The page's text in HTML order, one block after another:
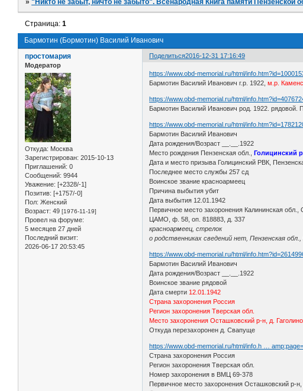
»"Никто не забыт, ничто не забыто". Всенародная Книга памяти Пензенской
Бармотин (Бормотин) Василий Иванович
Страница:1
Поделиться2016-12-31 17:16:49
простомария
Модератор
Откуда: Москва
Зарегистрирован: 2015-10-13
Приглашений: 0
Сообщений: 9944
Уважение: [+2328/-1]
Позитив: [+1757/-0]
Пол: Женский
Возраст: 49 [1976-11-19]
Провел на форуме:
5 месяцев 27 дней
Последний визит:
2026-06-17 20:53:45
https://www.obd-memorial.ru/html/
Бармотин Василий Иванович г.р. 1922,м.р.
https://www.obd-memorial.ru/html/
Бармотин Василий Иванович род. 1922. рядовой.
https://www.obd-memorial.ru/html/
Бармотин Василий Иванович
Дата рождения/Возраст __.__.1922
Место рождения Пензенская обл.,Голицинский
Дата и место призыва Голицинский РВК,
Последнее место службы 257 сд
Воинское звание красноармеец
Причина выбытия убит
Дата выбытия 12.01.1942
Первичное место захоронения Калининская
ЦАМО, ф. 58, оп. 818883, д. 337
красноармеец, стрелок
о родственниках сведений нет, Пензенская
https://www.obd-memorial.ru/html/
Бармотин Василий Иванович
Дата рождения/Возраст __.__.1922
Воинское звание рядовой
Дата смерти 12.01.1942
Страна захоронения Россия
Регион захоронения Тверская обл.
Место захоронения Осташковский р-н, д. Гаголино
Откуда перезахоронен д. Свапуще
https://www.obd-memorial.ru/html/info.h …
Страна захоронения Россия
Регион захоронения Тверская обл.
Номер захоронения в ВМЦ 69-378
Первичное место захоронения Осташковский р-н,